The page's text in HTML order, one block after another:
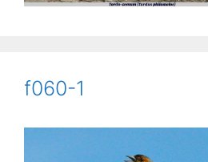
f060-1